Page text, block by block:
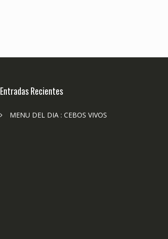
Entradas Recientes
MENU DEL DIA : CEBOS VIVOS